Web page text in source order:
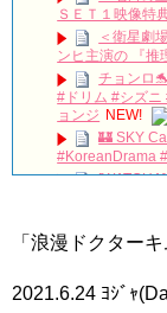
ＳＥＴ１映像特
＜衛星劇
ンヒ主演の 『
チョンロ
#ドリム #シズ
ョンジ NEW!
🏰 SKY
#KoreanDrama
キム・ガ
[MV] Jang
(The Miracle We
「浪漫ドクター
2021.6.24 ﾖｼﾞｬ